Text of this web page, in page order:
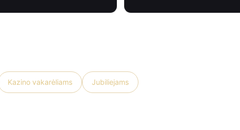
Kazino vakarėliams Jubiliejams